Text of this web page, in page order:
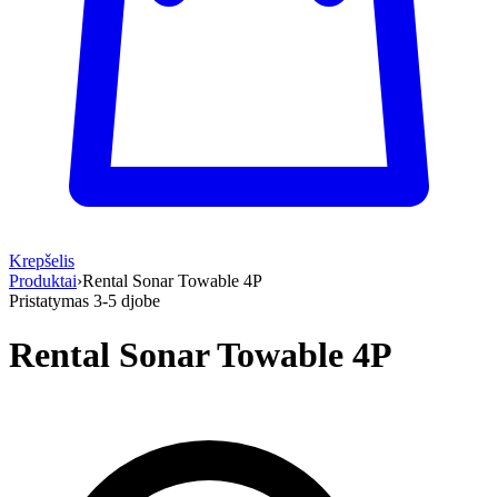
Krepšelis
Produktai›Rental Sonar Towable 4P
Pristatymas 3-5 djobe
Rental Sonar Towable 4P